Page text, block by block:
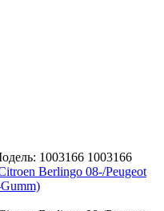
1003166 1003166
Berlingo 08-/Peugeot